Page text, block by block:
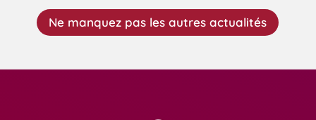
Ne manquez pas les autres actualités